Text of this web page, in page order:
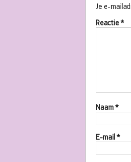
Je e-
Reactie*
Naam*
E-mail *